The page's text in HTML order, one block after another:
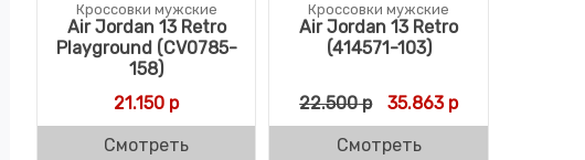
Кроссовки мужские
Air Jordan 13 Retro
Playground (CV0785-
158)
21.150 р
Смотреть
Кроссовки мужские
Air Jordan 13 Retro
(414571-103)
22.500р Первоначальная цена
35.863рТекущая цена:
Смотреть